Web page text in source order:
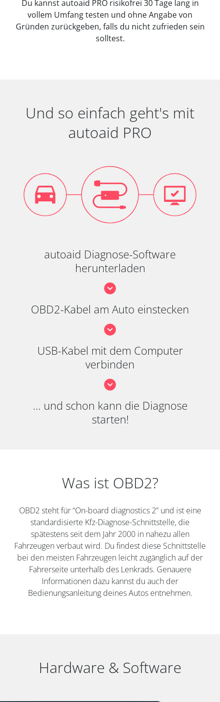
Du kannst autoaid PRO risikofrei 30 Tage lang in
vollem Umfang testen und ohne Angabe von
Gründen zurückgeben, falls du nicht zufrieden sein
solltest.
Und so einfach geht's mit
autoaid PRO
autoaid Diagnose-Software
herunterladen
OBD2-Kabel am Auto einstecken
USB-Kabel mit dem Computer
verbinden
… und schon kann die Diagnose
starten!
Was ist OBD2?
OBD2 steht für “On-board diagnostics 2” und ist eine
standardisierte Kfz-Diagnose-Schnittstelle, die
spätestens seit dem Jahr 2000 in nahezu allen
Fahrzeugen verbaut wird. Du findest diese Schnittstelle
bei den meisten Fahrzeugen leicht zugänglich auf der
Fahrerseite unterhalb des Lenkrads. Genauere
Informationen dazu kannst du auch der
Bedienungsanleitung deines Autos entnehmen.
Hardware & Software